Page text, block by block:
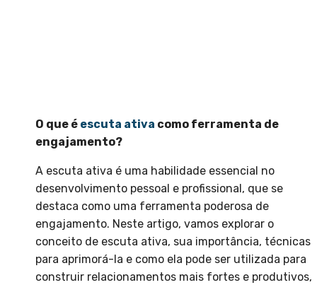
O que é escuta ativa como ferramenta de
engajamento?
A escuta ativa é uma habilidade essencial no
desenvolvimento pessoal e profissional, que se
destaca como uma ferramenta poderosa de
engajamento. Neste artigo, vamos explorar o
conceito de escuta ativa, sua importância, técnicas
para aprimorá-la e como ela pode ser utilizada para
construir relacionamentos mais fortes e produtivos,